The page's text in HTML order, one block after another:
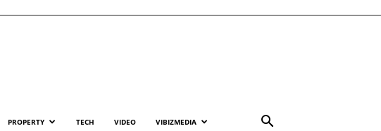
PROPERTY TECH VIDEO VIBIZMEDIA